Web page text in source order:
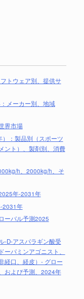
トウェア別、提供サ
メーカー別、地域
界市場
：製品別（スポーツ
ント）、製剤別、消費
h、2000kg/h、そ
年-2031年
2031年
ーバル予測2025
-D-アスパラギン酸受
パミンアゴニスト、
経口、経皮）- グロー
および予測、2024年